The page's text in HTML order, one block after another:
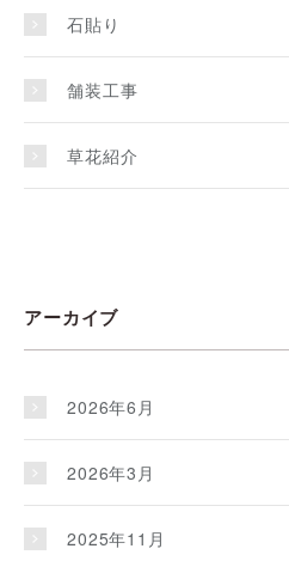
石貼り
舗装工事
草花紹介
アーカイブ
2026年6月
2026年3月
2025年11月